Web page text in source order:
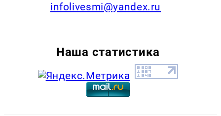
infolivesmi@yandex.ru
Наша статистика